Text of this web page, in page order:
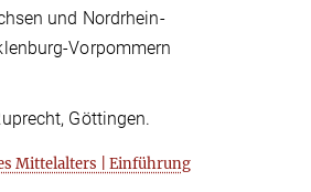
und Nordrhein-
Vorpommern
Göttingen.
Mittelalters | Einführung